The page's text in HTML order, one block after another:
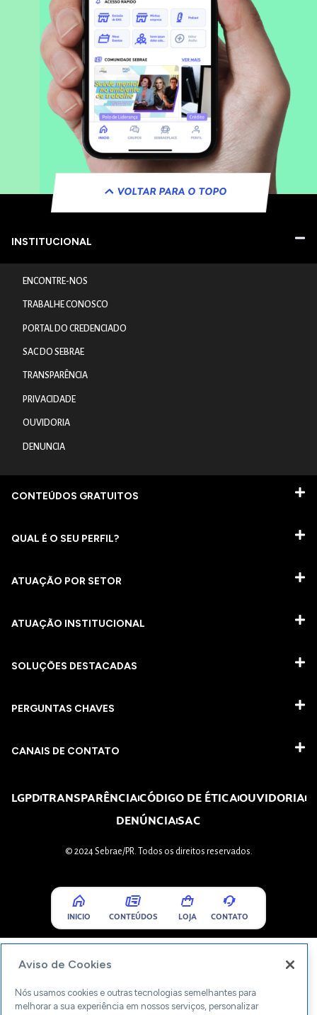
VOLTAR PARA O TOPO
INSTITUCIONAL
ENCONTRE-NOS
TRABALHE CONOSCO
PORTAL DO CREDENCIADO
SAC DO SEBRAE
TRANSPARÊNCIA
PRIVACIDADE
OUVIDORIA
DENUNCIA
CONTEÚDOS GRATUITOS
QUAL É O SEU PERFIL?
ATUAÇÃO POR SETOR
ATUAÇÃO INSTITUCIONAL
SOLUÇÕES DESTACADAS
PERGUNTAS CHAVES​
CANAIS DE CONTATO
LGPDTRANSPARÊNCIACÓDIGO DE ÉTICAOUVIDORIA
DENÚNCIASAC
© 2024 Sebrae/PR. Todos os direitos reservados.
INICIO CONTEÚDOS LOJA CONTATO
Aviso de Cookies
Nós usamos cookies e outras tecnologias semelhantes para
melhorar a sua experiência em nossos serviços, personalizar